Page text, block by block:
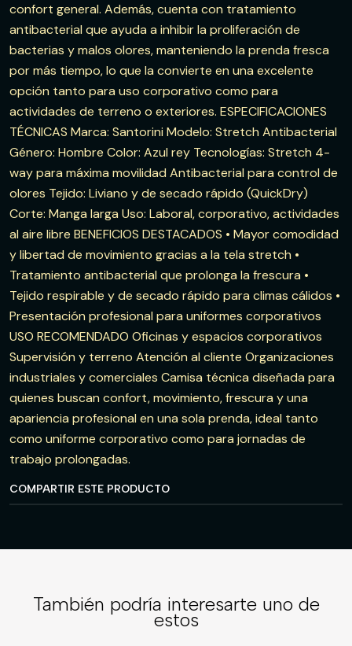
confort general. Además, cuenta con tratamiento
antibacterial que ayuda a inhibir la proliferación de
bacterias y malos olores, manteniendo la prenda fresca
por más tiempo, lo que la convierte en una excelente
opción tanto para uso corporativo como para
actividades de terreno o exteriores. ESPECIFICACIONES
TÉCNICAS Marca: Santorini Modelo: Stretch Antibacterial
Género: Hombre Color: Azul rey Tecnologías: Stretch 4-
way para máxima movilidad Antibacterial para control de
olores Tejido: Liviano y de secado rápido (QuickDry)
Corte: Manga larga Uso: Laboral, corporativo, actividades
al aire libre BENEFICIOS DESTACADOS • Mayor comodidad
y libertad de movimiento gracias a la tela stretch •
Tratamiento antibacterial que prolonga la frescura •
Tejido respirable y de secado rápido para climas cálidos •
Presentación profesional para uniformes corporativos
USO RECOMENDADO Oficinas y espacios corporativos
Supervisión y terreno Atención al cliente Organizaciones
industriales y comerciales Camisa técnica diseñada para
quienes buscan confort, movimiento, frescura y una
apariencia profesional en una sola prenda, ideal tanto
como uniforme corporativo como para jornadas de
trabajo prolongadas.
COMPARTIR ESTE PRODUCTO
También podría interesarte uno de
estos